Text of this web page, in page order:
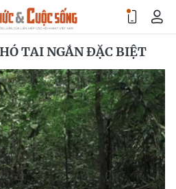
TAI NGẮN ĐẶC BIỆT